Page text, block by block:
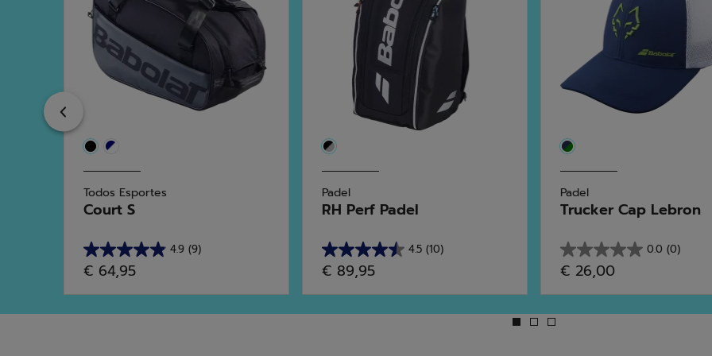
Todos Esportes
Court S
4.9 (9)
4.9
em
5
estrelas.
€ 64,95
Padel
RH Perf Padel
4.5 (10)
4.5
em
5
estrelas.
€ 89,95
Padel
Trucker Cap Lebron
0.0 (0)
0.0
em
5
estrelas.
€ 26,00